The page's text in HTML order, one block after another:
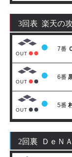
3回表 楽天の
OUT
7番
OUT
6番
OUT
5番
2回裏 ＤｅＮ